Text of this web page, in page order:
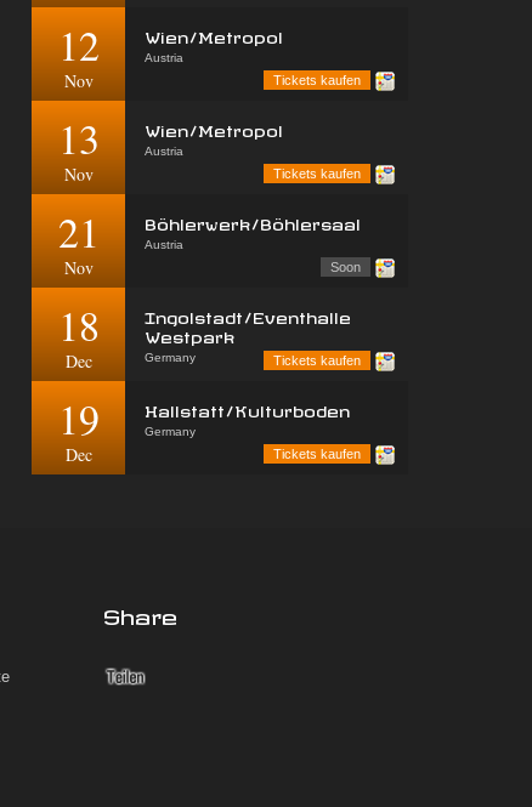
12
Nov
Wien/Metropol
Austria
Tickets kaufen
13
Nov
Wien/Metropol
Austria
Tickets kaufen
21
Nov
Böhlerwerk/Böhlersaal
Austria
Soon
18
Dec
Ingolstadt/Eventhalle
Westpark
Germany
Tickets kaufen
19
Dec
Hallstatt/Kulturboden
Germany
Tickets kaufen
Share